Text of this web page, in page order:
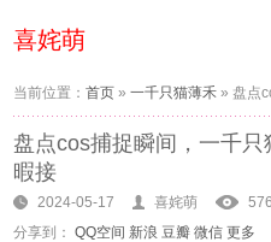
喜姹萌
当前位置：首页 »一千只猫薄禾 » 盘点
让你目不暇接
盘点cos捕捉瞬间，一千
暇接
2024-05-17 喜姹萌
分享到： QQ空间 新浪 豆瓣 微信 更多